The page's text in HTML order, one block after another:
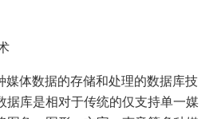
媒体数据的存储和处理的数据库技
据库是相对于传统的仅支持单一媒